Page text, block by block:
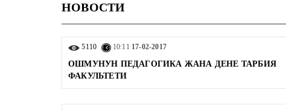
НОВОСТИ
5110 10:11 17-02-2017
ОШМУНУН ПЕДАГОГИКА ЖАНА ДЕНЕ ТАРБИЯ
ФАКУЛЬТЕТИ